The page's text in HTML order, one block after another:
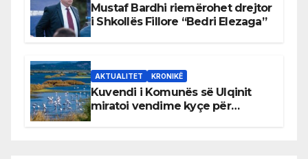
Mustaf Bardhi riemërohet drejtor
i Shkollës Fillore “Bedri Elezaga”
AKTUALITET KRONIKË
Kuvendi i Komunës së Ulqinit
miratoi vendime kyçe për